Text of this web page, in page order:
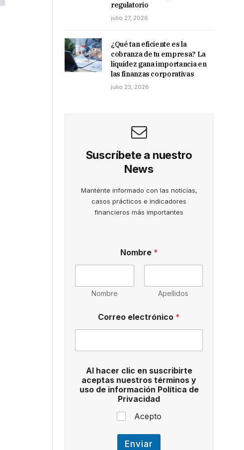
regulatorio
julio 27, 2026
¿Qué tan eficiente es la
cobranza de tu empresa? La
liquidez gana importancia en
las finanzas corporativas
julio 23, 2026
Suscríbete a nuestro
News
Manténte informado con las noticias,
casos prácticos e indicadores
financieros más importantes
n
i
ó
*
c
e
p
t
s
Nombre *
Nombre Apellidos
Correo electrónico *
Al hacer clic en suscribirte
aceptas nuestros términos y
uso de información Política de
Privacidad
Acepto
Enviar